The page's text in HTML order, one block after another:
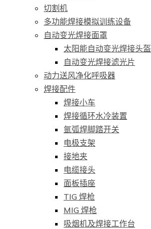
切割机
多功能焊接模拟训练设备
自动变光焊接面罩
太阳能自动变光焊接头盔
自动变光焊接滤光片
动力送风净化呼吸器
焊接配件
焊接小车
焊接循环水冷装置
氩弧焊脚踏开关
电极支架
接地夹
电缆接头
面板插座
TIG 焊枪
MIG 焊枪
吸烟机及焊接工作台